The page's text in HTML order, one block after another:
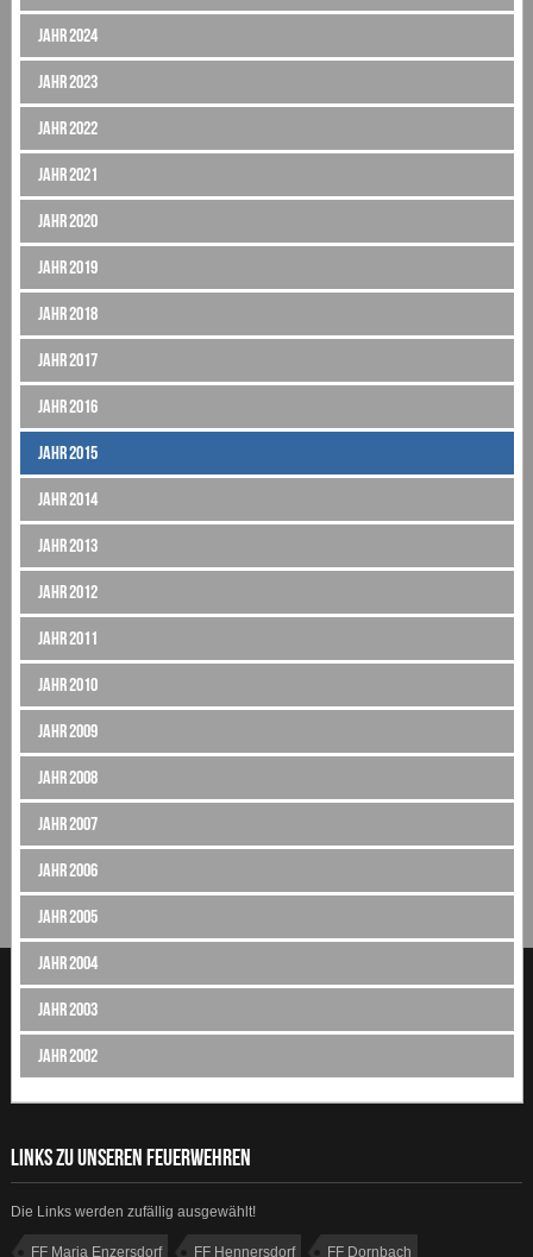
Jahr 2024
Jahr 2023
Jahr 2022
Jahr 2021
Jahr 2020
Jahr 2019
Jahr 2018
Jahr 2017
Jahr 2016
Jahr 2015
Jahr 2014
Jahr 2013
Jahr 2012
Jahr 2011
Jahr 2010
Jahr 2009
Jahr 2008
Jahr 2007
Jahr 2006
Jahr 2005
Jahr 2004
Jahr 2003
Jahr 2002
LINKS ZU UNSEREN FEUERWEHREN
Die Links werden zufällig ausgewählt!
FF Maria Enzersdorf FF Hennersdorf FF Dornbach